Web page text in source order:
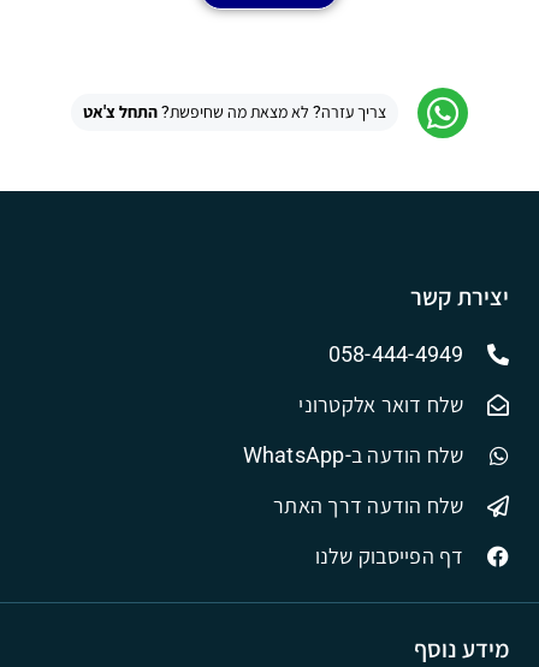
צריך עזרה? לא מצאת מה שחיפשת?התחל צ'אט
מידע נוסף
יצירת קשר
058-444-4949
שלח דואר אלקטרוני
שלח הודעה ב-WhatsApp
שלח הודעה דרך האתר
דף הפייסבוק שלנו